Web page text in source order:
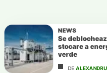
NEWS
Se
stocare a
verde
DE